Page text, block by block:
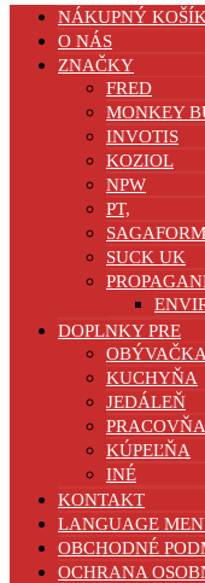
NÁKUPNÝ KOŠÍK
O NÁS
ZNAČKY
FRED
MONKEY
INVOTIS
KOZIOL
NPW
PT,
SAGAFORM
SUCK UK
DOPLNKY PRE
OBÝVAČKA
KUCHYŇA
JEDÁLEŇ
PRACOVŇA
KÚPEĽŇA
INÉ
KONTAKT
LANGUAGE
OBCHODNÉ
OCHRANA